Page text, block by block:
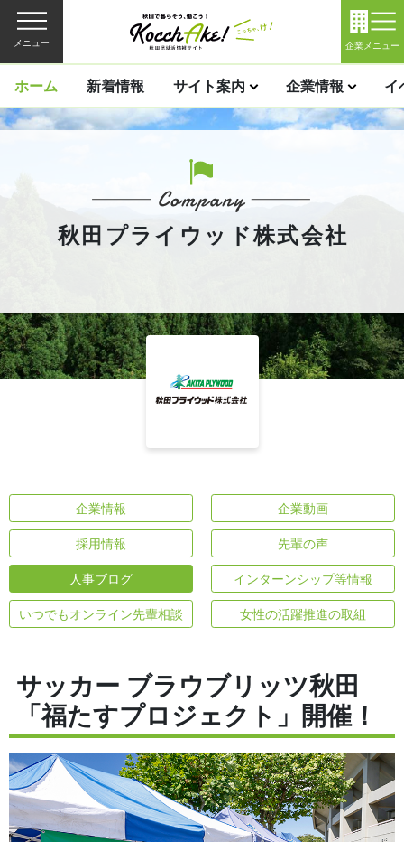
メニュー 企業メニュー
ホーム 新着情報 サイト案内 企業情報 イ
秋田プライウッド株式会社
企業情報 企業動画
採用情報 先輩の声
人事ブログ インターンシップ等情報
いつでもオンライン先輩相談 女性の活躍推進の取組
サッカー ブラウブリッツ秋田
「福たすプロジェクト」開催！